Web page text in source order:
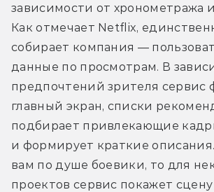
зависимости от хронометража
Как отмечает Netflix,
собирает компания —
данные по просмотрам. В
предпочтений зрителя сервис
главный экран, списки
подбирает привлекающие
и формирует краткие
вам по душе боевики, то для
проектов сервис покажет